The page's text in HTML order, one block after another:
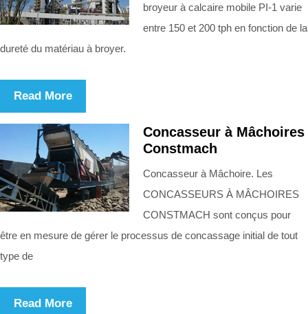
broyeur à calcaire mobile PI-1 varie
entre 150 et 200 tph en fonction de la
dureté du matériau à broyer.
Read More
Concasseur à Mâchoires
Constmach
Concasseur à Mâchoire. Les
CONCASSEURS À MÂCHOIRES
CONSTMACH sont conçus pour
être en mesure de gérer le processus de concassage initial de tout
type de
Read More